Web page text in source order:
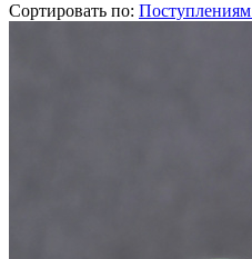
Сортировать по: Поступлениям